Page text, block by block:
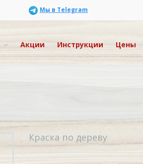
Мы в Telegram
Акции Инструкции Цены
Краска по дереву